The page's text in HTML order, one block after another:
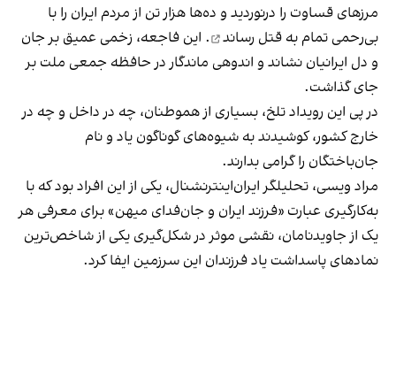
مرزهای قساوت را درنوردید و ده‌ها هزار تن از مردم ایران را با
بی‌رحمی تمام به قتل رساند
. این فاجعه، زخمی عمیق بر جان
و دل ایرانیان نشاند و اندوهی ماندگار در حافظه جمعی ملت بر
جای گذاشت.
در پی این رویداد تلخ، بسیاری از هموطنان، چه در داخل و چه در
خارج کشور، کوشیدند به شیوه‌های گوناگون یاد و نام
جان‌باختگان را گرامی بدارند.
مراد ویسی، تحلیلگر ایران‌اینترنشنال، یکی از این افراد بود که با
به‌کارگیری عبارت «فرزند ایران و جان‌فدای میهن» برای معرفی هر
یک از جاویدنامان، نقشی موثر در شکل‌گیری یکی از شاخص‌ترین
نمادهای پاسداشت یاد فرزندان این سرزمین ایفا کرد.